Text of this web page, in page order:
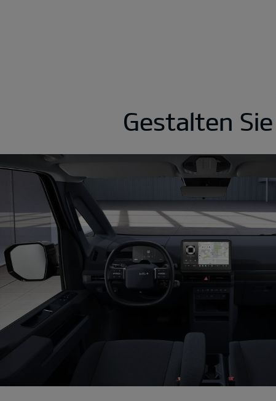
Gestalten